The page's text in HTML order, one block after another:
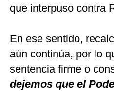
que interpuso contra
En ese sentido,
aún continúa, por lo
sentencia firme o
dejemos que el